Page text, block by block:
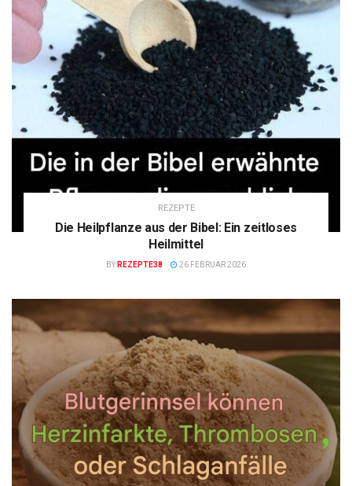
REZEPTE
Die Heilpflanze aus der Bibel: Ein zeitloses
Heilmittel
BY REZEPTE38 26 FEBRUAR 2026